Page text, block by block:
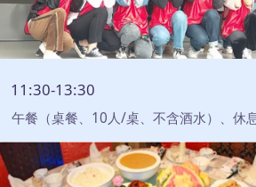
11:30-13:30
午餐（桌餐、10人/桌、不含酒水）、休